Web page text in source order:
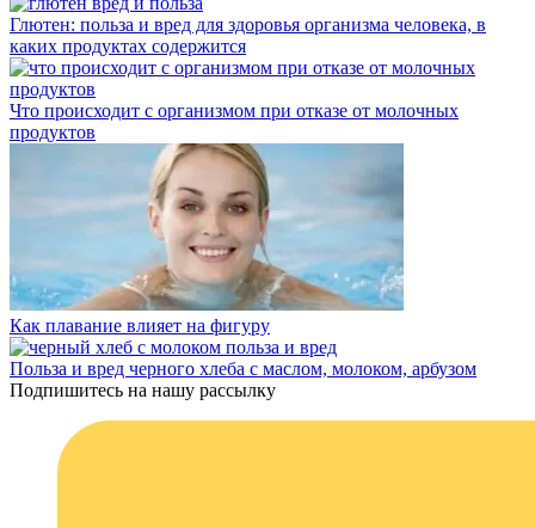
Глютен: польза и вред для здоровья организма человека, в
каких продуктах содержится
Что происходит с организмом при отказе от молочных
продуктов
Как плавание влияет на фигуру
Польза и вред черного хлеба с маслом, молоком, арбузом
Подпишитесь на нашу рассылку